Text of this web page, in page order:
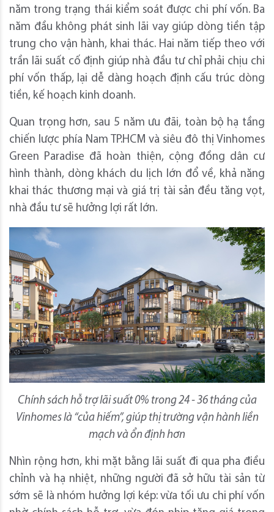
năm trong trạng thái kiểm soát được chi phí vốn. Ba
năm đầu không phát sinh lãi vay giúp dòng tiền tập
trung cho vận hành, khai thác. Hai năm tiếp theo với
trần lãi suất cố định giúp nhà đầu tư chỉ phải chịu chi
phí vốn thấp, lại dễ dàng hoạch định cấu trúc dòng
tiền, kế hoạch kinh doanh.
Quan trọng hơn, sau 5 năm ưu đãi, toàn bộ hạ tầng
chiến lược phía Nam TP.HCM và siêu đô thị Vinhomes
Green Paradise đã hoàn thiện, cộng đồng dân cư
hình thành, dòng khách du lịch lớn đổ về, khả năng
khai thác thương mại và giá trị tài sản đều tăng vọt,
nhà đầu tư sẽ hưởng lợi rất lớn.
Chính sách hỗ trợ lãi suất 0% trong 24 - 36 tháng của
Vinhomes là “của hiếm”, giúp thị trường vận hành liền
mạch và ổn định hơn
Nhìn rộng hơn, khi mặt bằng lãi suất đi qua pha điều
chỉnh và hạ nhiệt, những người đã sở hữu tài sản từ
sớm sẽ là nhóm hưởng lợi kép: vừa tối ưu chi phí vốn